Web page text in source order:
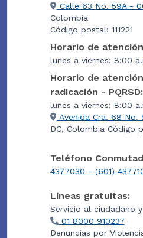
Calle 63 No. 59A -
Colombia
Código postal: 111221
Horario de
lunes a viernes: 8:00
Horario de
radicación - PQRSD:
lunes a viernes: 8:00
Avenida Cra. 68 No.
DC, Colombia Código
Teléfono
4377030 - (601)
Líneas gratuitas:
Servicio al ciudadano
01 8000 910237
Denuncias por